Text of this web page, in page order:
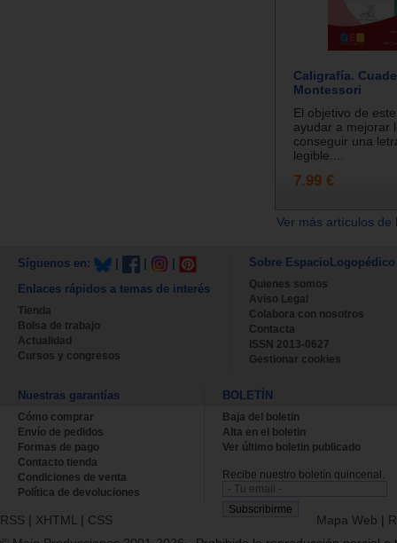
Caligrafía.
Montessori
El objetivo de
ayudar a mejorar
conseguir una
legible....
7.99 €
Ver más artículos
Síguenos en:
Enlaces rápidos a temas de interés
Tienda
Bolsa de trabajo
Actualidad
Cursos y congresos
Sobre EspacioLogopédico
Quienes somos
Aviso Legal
Colabora con nosotros
Contacta
ISSN 2013-0627
Gestionar cookies
Nuestras garantías
Cómo comprar
Envío de pedidos
Formas de pago
Contacto tienda
Condiciones de venta
Política de devoluciones
BOLETÍN
Baja del boletin
Alta en el boletin
Ver último boletin publicado
Recibe nuestro boletín quincenal.
RSS | XHTML | CSS Mapa Web |